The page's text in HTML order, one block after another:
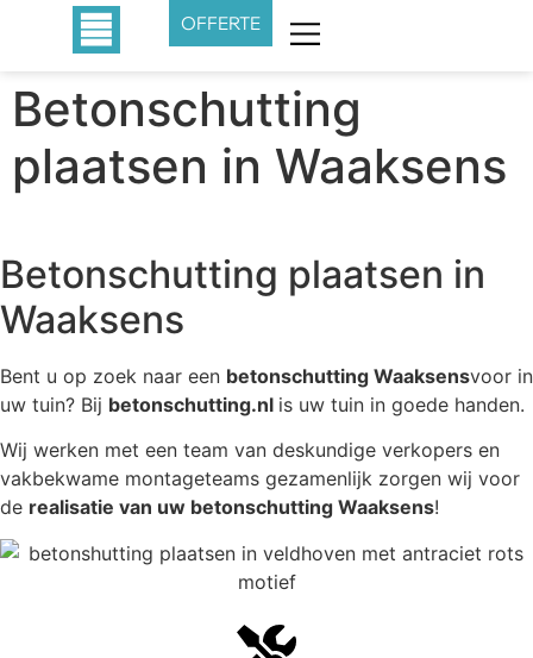
OFFERTE
Betonschutting
plaatsen in Waaksens
Betonschutting plaatsen in
Waaksens
Bent u op zoek naar een betonschutting Waaksensvoor in
uw tuin? Bij betonschutting.nl is uw tuin in goede handen.
Wij werken met een team van deskundige verkopers en
vakbekwame montageteams gezamenlijk zorgen wij voor
de realisatie van uw betonschutting Waaksens!